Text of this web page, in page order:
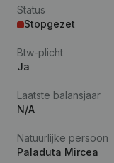
Status
Stopgezet
Btw-plicht
Ja
Laatste balansjaar
N/A
Natuurlijke persoon
Paladuta Mircea